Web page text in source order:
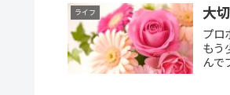
ライフ 大
プロ
もう
んで